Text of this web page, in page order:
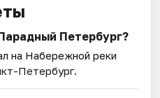
Петербург?
на Набережной реки
Петербург.